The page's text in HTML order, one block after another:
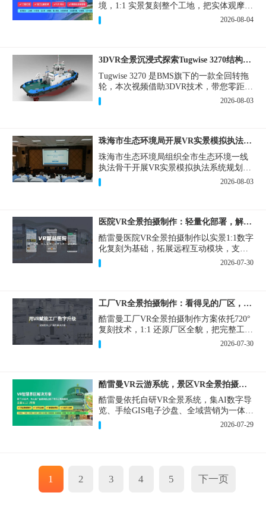
境，1:1 实景复刻整个工地，把实体观摩会
完整搬到云端线上，兼顾线下实体观摩与
线上云观摩双重需求，为施工单位、建设
2026-08-04
3DVR全景沉浸式探索Tugwise 3270结构一览
Tugwise 3270 是BMS旗下的一款全回转拖
轮，本次视频借助3DVR技术，带您零距离
透视这艘拖轮的内外构造，沉浸式探索每
一处细节。
2026-08-03
珠海市生态环境局开展VR实景模拟执法专题培训
珠海市生态环境局组织全市生态环境一线
执法骨干开展VR实景模拟执法系统规划建
设和教学培训，持续推进科技赋能生态环
境执法，夯实队伍办案“基本功”。
2026-08-03
医院VR全景拍摄制作：轻量化部署，解决医患真实痛点
酷雷曼医院VR全景拍摄制作以实景1:1数字
化复刻为基础，拓展远程互动模块，支持
定制，轻量化搭建部署，可挂载在公众
号、官网等线上平台。
2026-07-30
工厂VR全景拍摄制作：看得见的厂区，省下来的成本
酷雷曼工厂VR全景拍摄制作方案依托720°
复刻技术，1:1 还原厂区全貌，把完整工厂
搬进手机、电脑大屏，既是工厂对外拓客
的数字化名片，也是内部管理、人员培训
2026-07-30
酷雷曼VR云游系统，景区VR全景拍摄制作一站式落地
酷雷曼依托自研VR全景系统，集AI数字导
览、手绘GIS电子沙盘、全域营销为一体，
打造从VR全景拍摄制作到成熟VR云游落
地案例。
2026-07-29
1 2 3 4 5 下一页